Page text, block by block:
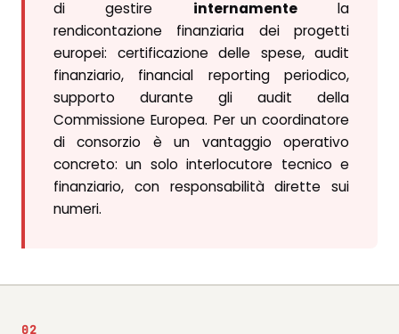
di gestire internamentela
rendicontazione finanziaria dei progetti
europei: certificazione delle spese, audit
finanziario, financial reporting periodico,
supporto durante gli audit della
Commissione Europea. Per un coordinatore
di consorzio è un vantaggio operativo
concreto: un solo interlocutore tecnico e
finanziario, con responsabilità dirette sui
numeri.
02